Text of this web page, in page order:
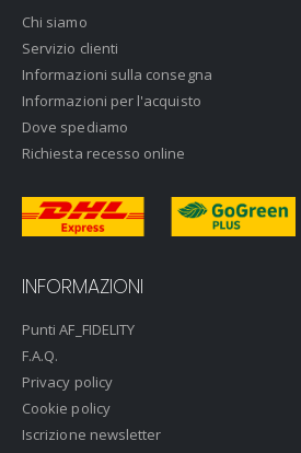
Chi siamo
Servizio clienti
Informazioni sulla consegna
Informazioni per l'acquisto
Dove spediamo
Richiesta recesso online
INFORMAZIONI
Punti AF_FIDELITY
F.A.Q.
Privacy policy
Cookie policy
Iscrizione newsletter